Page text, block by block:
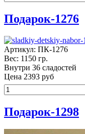
Подарок-1276
Артикул: ПК-1276
Вес: 1150 гр.
Внутри 36 сладостей
Цена 2393 руб
Подарок-1298